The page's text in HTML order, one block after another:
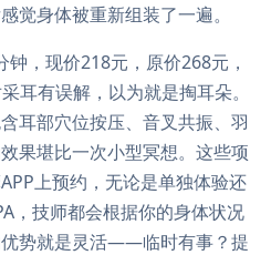
觉身体被重新组装了一遍。
钟，现价218元，原价268元，
耳有误解，以为就是掏耳朵。
耳部穴位按压、音叉共振、羽
果堪比一次小型冥想。这些项
上预约，无论是单独体验还
，技师都会根据你的身体状况
势就是灵活——临时有事？提